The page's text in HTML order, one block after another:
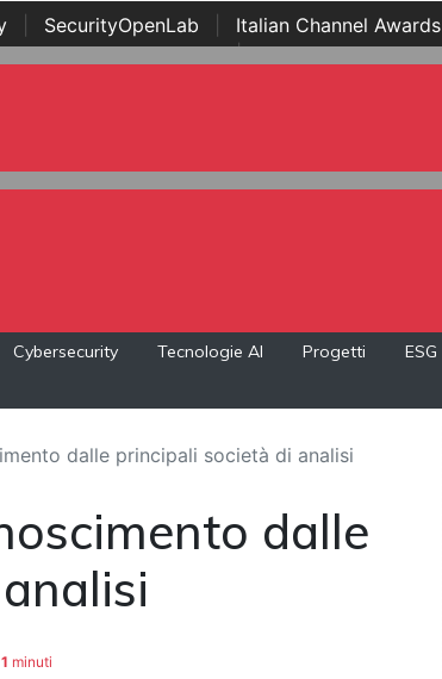
SecurityOpenLab Italian Channel Awards
Awards | ...
Cybersecurity Tecnologie AI Progetti ESG
dalle principali società di analisi
dalle
1 minuti